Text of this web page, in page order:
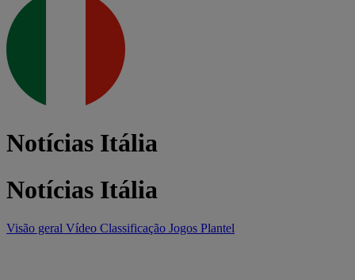
Notícias Itália
Notícias Itália
Visão geral Vídeo Classificação Jogos Plantel